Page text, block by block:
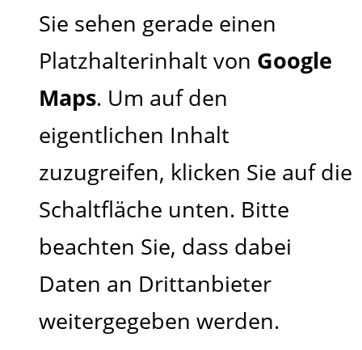
Sie sehen gerade einen
Platzhalterinhalt von Google
Maps. Um auf den
eigentlichen Inhalt
zuzugreifen, klicken Sie auf die
Schaltfläche unten. Bitte
beachten Sie, dass dabei
Daten an Drittanbieter
weitergegeben werden.